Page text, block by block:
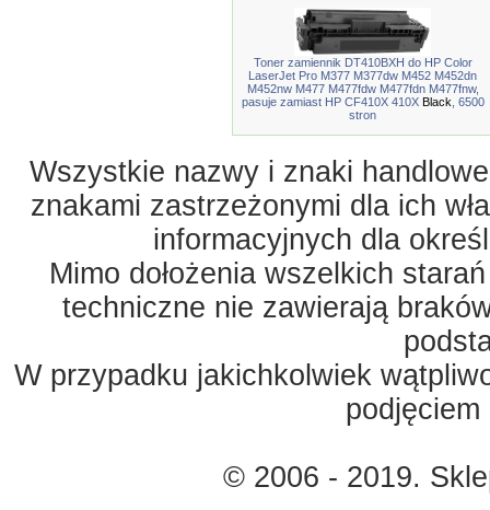
Toner zamiennik DT410BXH do HP Color
LaserJet Pro M377 M377dw M452 M452dn
M452nw M477 M477fdw M477fdn M477fnw,
pasuje zamiast HP CF410X 410X Black , 6500
stron
Wszystkie nazwy i znaki
znakami zastrzeżonymi dla ich
informacyjnych dla
Mimo dołożenia wszelkich
techniczne nie zawierają
W przypadku jakichkolwiek
© 2006 - 2019.